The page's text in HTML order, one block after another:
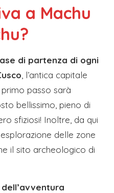
a Machu
di partenza di ogni
, l’antica capitale
passo sarà
bellissimo, pieno di
sfiziosi! Inoltre, da qui
delle zone
il sito archeologico di